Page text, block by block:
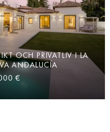
OCH PRIVATLIV I LA
ANDALUCÍA
€